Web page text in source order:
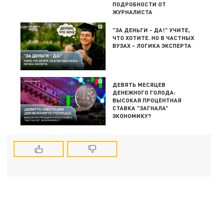
ПОДРОБНОСТИ ОТ
ЖУРНАЛИСТА
"ЗА ДЕНЬГИ - ДА!" УЧИТЕ,
ЧТО ХОТИТЕ. НО В ЧАСТНЫХ
ВУЗАХ – ЛОГИКА ЭКСПЕРТА
ДЕВЯТЬ МЕСЯЦЕВ
ДЕНЕЖНОГО ГОЛОДА:
ВЫСОКАЯ ПРОЦЕНТНАЯ
СТАВКА "ЗАГНАЛА"
ЭКОНОМИКУ?